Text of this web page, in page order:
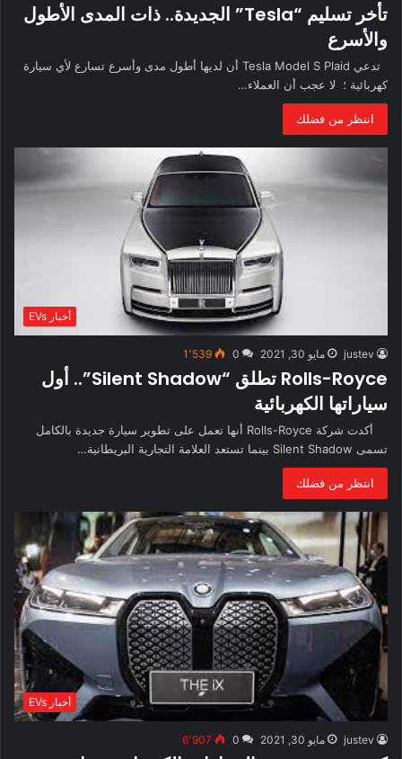
تأخر تسليم “Tesla” الجديدة.. ذات المدى الأطول
والأسرع
تدعي Tesla Model S Plaid أن لديها أطول مدى وأسرع تسارع لأي سيارة
كهربائية ؛ لا عجب أن العملاء…
انتظر من فضلك
أخبار EVs
justev مايو 30, 2021 0 1٬539
Rolls-Royce تطلق “Silent Shadow”.. أول
سياراتها الكهربائية
أكدت شركة Rolls-Royce أنها تعمل على تطوير سيارة جديدة بالكامل
تسمى Silent Shadow بينما تستعد العلامة التجارية البريطانية…
انتظر من فضلك
أخبار EVs
justev مايو 30, 2021 0 6٬907